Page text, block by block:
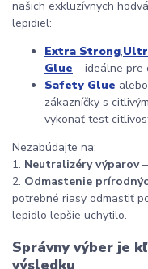
našich exkluzívnych
lepidiel:
Extra Strong,
Glue – ideálne pre
Safety Glue alebo
zákazníčky s
vykonať test
Nezabúdajte na:
1. Neutralizéry výparov –
2. Odmastenie
potrebné riasy odmastiť
lepidlo lepšie uchytilo.
Správny výber je
výsledku